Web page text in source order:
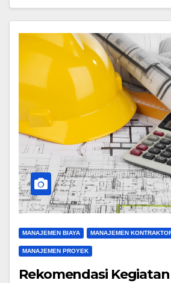
MANAJEMEN BIAYA MANAJEMEN
MANAJEMEN PROYEK
Rekomendasi